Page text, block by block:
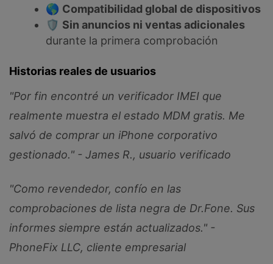
🌎 Compatibilidad global de dispositivos
🛡️ Sin anuncios ni ventas adicionales
durante la primera comprobación
Historias reales de usuarios
"Por fin encontré un verificador IMEI que
realmente muestra el estado MDM gratis. Me
salvó de comprar un iPhone corporativo
gestionado." - James R., usuario verificado
"Como revendedor, confío en las
comprobaciones de lista negra de Dr.Fone. Sus
informes siempre están actualizados." -
PhoneFix LLC, cliente empresarial